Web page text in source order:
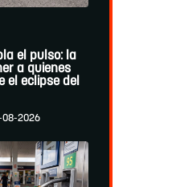
el pulso: la
a quienes
el eclipse del
08-2026